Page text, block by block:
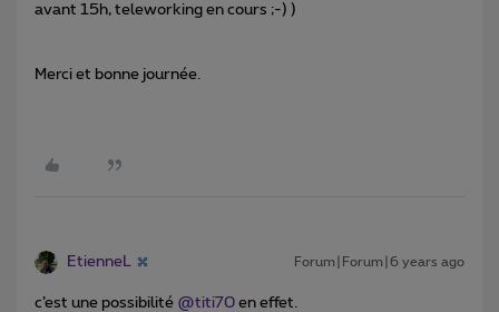
avant 15h, teleworking en cours ;-) )
Merci et bonne journée.
EtienneL Forum|Forum|6 years ago
c’est une possibilité @titi70 en effet.